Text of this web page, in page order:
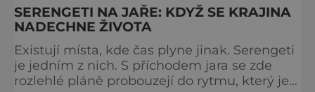
SERENGETI NA JAŘE: KDYŽ SE KRAJINA
NADECHNE ŽIVOTA
Existují místa, kde čas plyne jinak. Serengeti
je jedním z nich. S příchodem jara se zde
rozlehlé pláně probouzejí do rytmu, který je